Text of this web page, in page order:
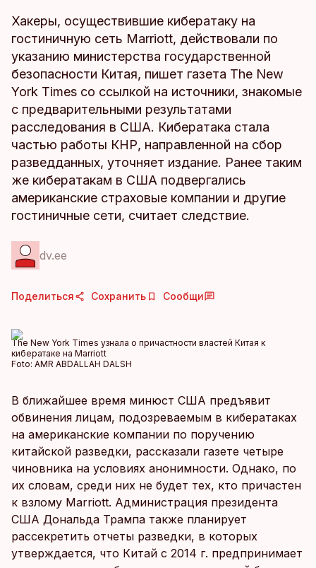
Хакеры, осуществившие кибератаку на
гостиничную сеть Marriott, действовали по
указанию министерства государственной
безопасности Китая, пишет газета The New
York Times со ссылкой на источники, знакомые
с предварительными результатами
расследования в США. Кибератака стала
частью работы КНР, направленной на сбор
разведданных, уточняет издание. Ранее таким
же кибератакам в США подвергались
американские страховые компании и другие
гостиничные сети, считает следствие.
dv.ee
Поделиться Сохранить Сообщи
The New York Times узнала о причастности властей Китая к
кибератаке на Marriott
Foto: AMR ABDALLAH DALSH
В ближайшее время минюст США предъявит
обвинения лицам, подозреваемым в кибератаках
на американские компании по поручению
китайской разведки, рассказали газете четыре
чиновника на условиях анонимности. Однако, по
их словам, среди них не будет тех, кто причастен
к взлому Marriott. Администрация президента
США Дональда Трампа также планирует
рассекретить отчеты разведки, в которых
утверждается, что Китай с 2014 г. предпринимает